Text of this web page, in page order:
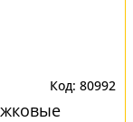
80992